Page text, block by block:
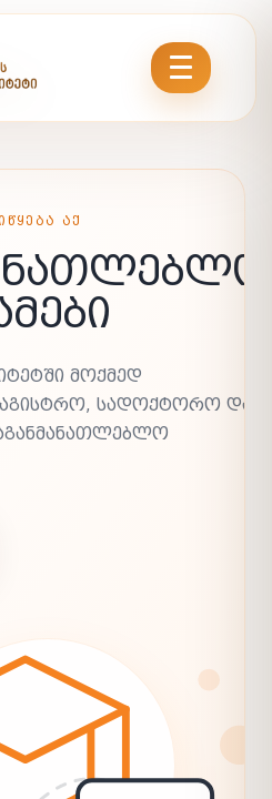
ᲐᲥ
ᲛᲝᲥᲛᲔᲓ
ᲡᲐᲓᲝᲥᲢᲝᲠᲝ ᲓᲐ